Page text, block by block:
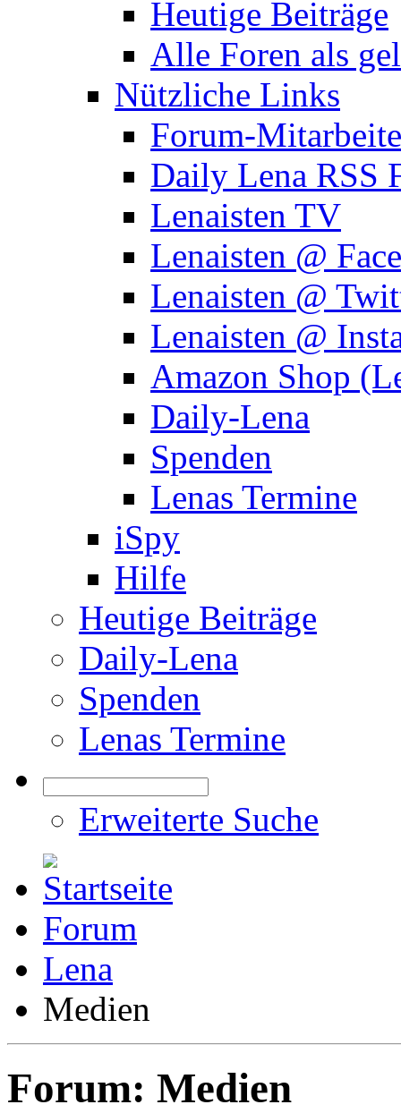
Heutige Beiträge
Alle Foren als
Nützliche Links
Forum-
Daily Lena RSS
Lenaisten TV
Lenaisten @
Lenaisten @
Lenaisten @
Amazon Shop
Daily-Lena
Spenden
Lenas Termine
iSpy
Hilfe
Heutige Beiträge
Daily-Lena
Spenden
Lenas Termine
Erweiterte Suche
Forum
Lena
Medien
Forum: Medien